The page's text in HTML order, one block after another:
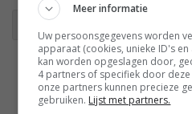
gewasbescherming
Meer informatie
Uw persoonsgegevens worden
apparaat (cookies, unieke ID's
kan worden opgeslagen door,
4 partners of specifiek door
onze partners kunnen precieze
gebruiken. Lijst met partners.